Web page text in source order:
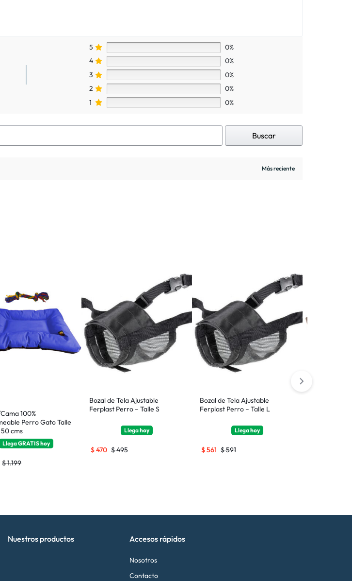
5
0%
4
0%
3
0%
2
0%
1
0%
Buscar
100%
Perro Gato Talle
cms
LlegaGRATIShoy
$1.199
Bozal de Tela Ajustable
Ferplast Perro – Talle S
Llegahoy
$495
$470
Bozal de Tela Ajustable
Ferplast Perro – Talle L
Llegahoy
$591
$561
Nuestros productos Accesos rápidos
Nosotros
Contacto